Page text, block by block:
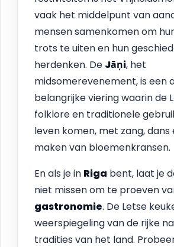
vaak het middelpunt van
mensen samenkomen om
trots te uiten en hun
herdenken. De Jāņi, het
midsomerevenement, is een
belangrijke viering waarin de
folklore en traditionele
leven komen, met zang, dans
maken van bloemenkransen.
En als je in Riga bent, laat je
niet missen om te proeven
gastronomie. De Letse
weerspiegeling van de rijke
tradities van het land.